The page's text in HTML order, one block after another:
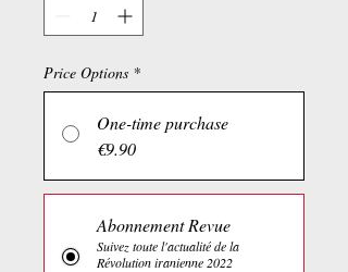
Price Options *
One-time purchase
€9.90
Abonnement Revue
Suivez toute l'actualité de la
Révolution iranienne 2022